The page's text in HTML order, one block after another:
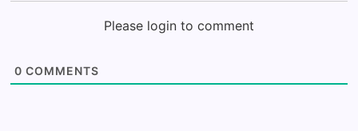
Please login to comment
0 COMMENTS